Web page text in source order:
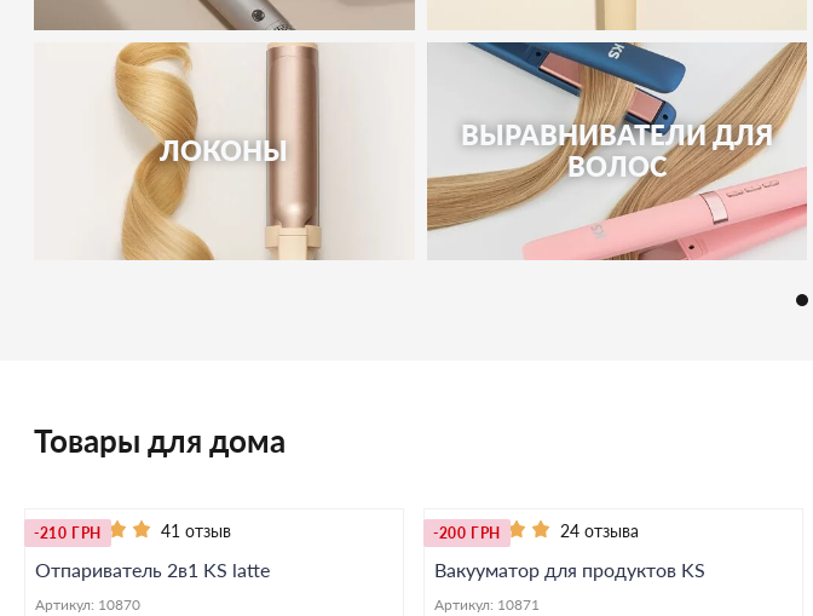
ЛОКОНЫ
ВЫРАВНИВАТЕЛИ ДЛЯ
ВОЛОС
Товары для дома
-210 ГРН 41 отзыв
Отпариватель 2в1 KS latte
Артикул: 10870
-200 ГРН 24 отзыва
Вакууматор для продуктов KS
Артикул: 10871